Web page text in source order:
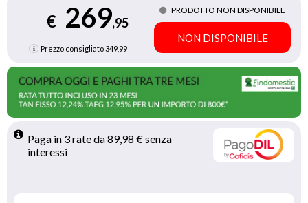
€ 269,95
Prezzo consigliato349,99
PRODOTTO NON DISPONIBILE
NON DISPONIBILE
Paga in 3 rate da 89,98 € senza
interessi